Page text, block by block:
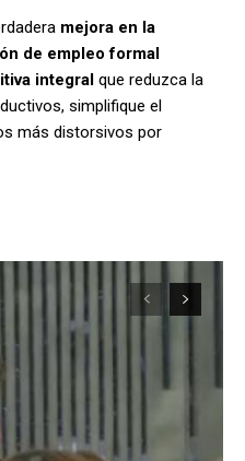
mejora en la
de empleo formal
integral que reduzca la
simplifique el
más distorsivos por